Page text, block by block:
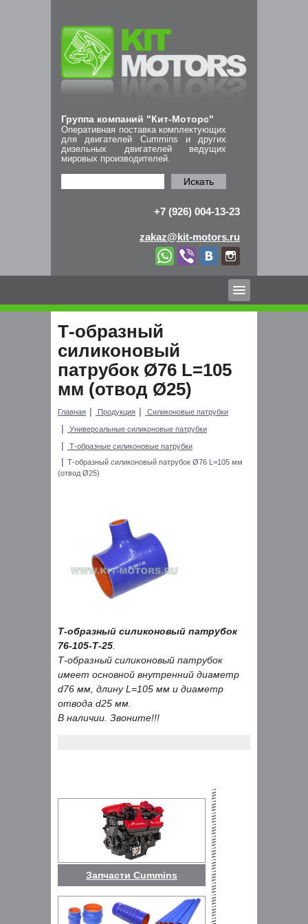
Группа компаний "Кит-Моторс"
Оперативная поставка комплектующих
для двигателей Cummins и других
дизельных двигателей ведущих
мировых производителей.
Искать
+7 (926) 004-13-23
zakaz@kit-motors.ru
Т-образный
силиконовый
патрубок Ø76 L=105
мм (отвод Ø25)
Главная Продукция Силиконовые патрубки
Универсальные силиконовые патрубки
Т-образные силиконовые патрубки
Т-образный силиконовый патрубок Ø76 L=105 мм
(отвод Ø25)
Т-образный силиконовый патрубок
76-105-Т-25
Т-образный силиконовый патрубок
имеет основной внутренний диаметр
d76 мм, длину L=105 мм и диаметр
отвода d25 мм.
В наличии. Звоните!!!
Запчасти Cummins